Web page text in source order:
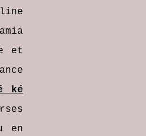
et
ké
en